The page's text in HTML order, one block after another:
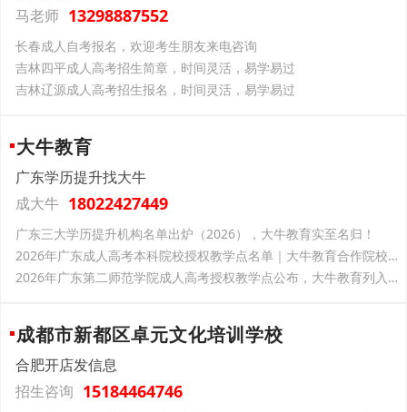
马老师 13298887552
长春成人自考报名，欢迎考生朋友来电咨询
吉林四平成人高考招生简章，时间灵活，易学易过
吉林辽源成人高考招生报名，时间灵活，易学易过
大牛教育
广东学历提升找大牛
成大牛 18022427449
广东三大学历提升机构名单出炉（2026），大牛教育实至名归！
2026年广东成人高考本科院校授权教学点名单｜大牛教育合作院校一览
2026年广东第二师范学院成人高考授权教学点公布，大牛教育列入名单
成都市新都区卓元文化培训学校
合肥开店发信息
招生咨询 15184464746